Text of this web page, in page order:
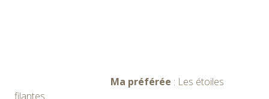
Ma préférée : Les étoiles
filantes